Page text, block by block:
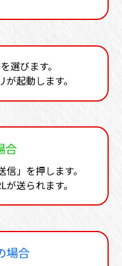
選びます。
起動します。
合
」を押します。
送られます。
場合